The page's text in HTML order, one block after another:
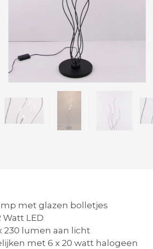
met glazen bolletjes
Watt LED
230 lumen aan licht
met 6 x 20 watt halogeen